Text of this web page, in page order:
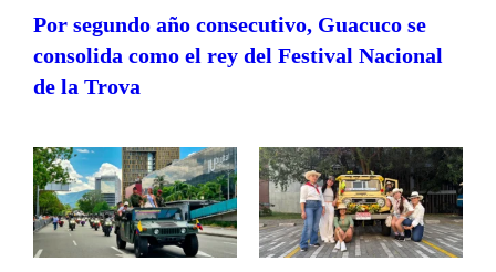
Por segundo año consecutivo, Guacuco se
consolida como el rey del Festival Nacional
de la Trova